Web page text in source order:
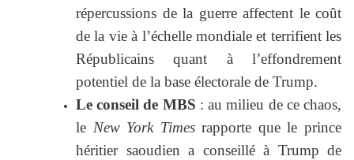
répercussions de la guerre affectent le coût
de la vie à l’échelle mondiale et terrifient les
Républicains quant à l’effondrement
potentiel de la base électorale de Trump.
Le conseil de MBS : au milieu de ce chaos,
le New York Timesrapporte que le prince
héritier saoudien a conseillé à Trump de